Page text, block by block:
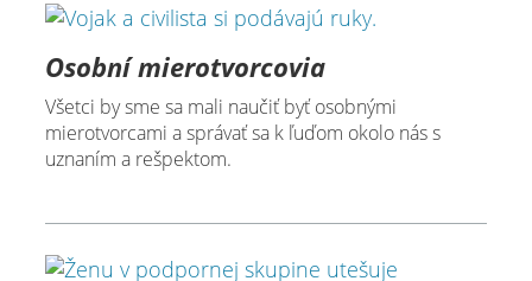
Osobní mierotvorcovia
Všetci by sme sa mali naučiť byť osobnými
mierotvorcami a správať sa k ľuďom okolo nás s
uznaním a rešpektom.